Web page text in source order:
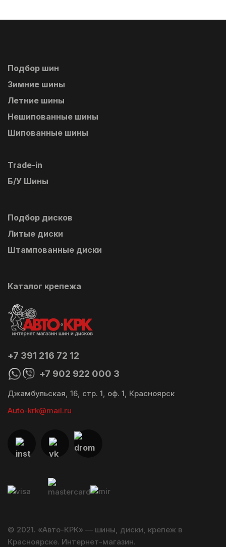
+7 391 216 72 12
+7 902 922 000 3
Джамбульская, 16, стр. 1, оф. 1, Красноярск
Auto-krk@mail.ru
Подбор шин
Зимние шины
Летние шины
Нешипованные шины
Шипованные шины
Trade-in
Б/У Шины
Подбор дисков
Литые диски
Штампованные диски
Каталог крепежа
© 2021. «Авто-КРК» — шины, диски, крепеж в
Красноярске. Интернет-магазин.